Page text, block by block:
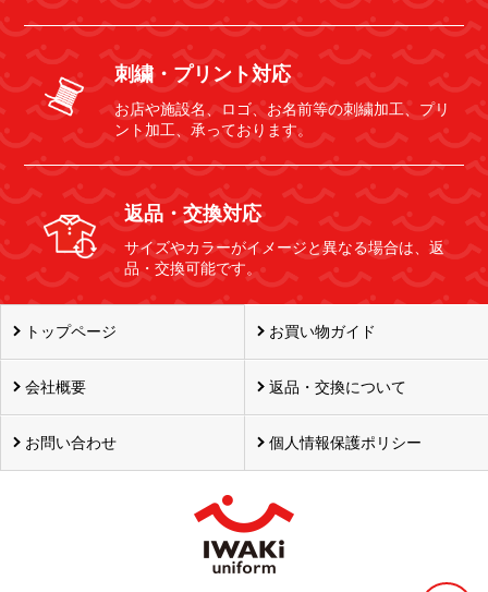
刺繍・プリント対応
お店や施設名、ロゴ、お名前等の刺繍加工、プリ
ント加工、承っております。
返品・交換対応
サイズやカラーがイメージと異なる場合は、返
品・交換可能です。
トップページ お買い物ガイド
会社概要 返品・交換について
お問い合わせ 個人情報保護ポリシー